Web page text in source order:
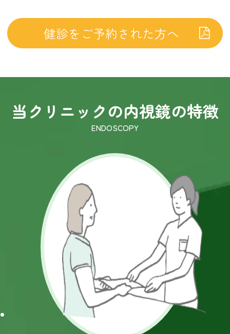
地域の活動 2016.08.26
地域の活動 2016.05.20
胃がんリスクのスコアシートについて
受け忘れていませんか？？健康診断
更新のお知らせ 2016.02.24
患者の皆さまへ
「頼りになる地元のドクター」に掲載
されました！
インフルエンザ予防接種のご案内
2015.11.16
開院いたしました 2015.11.02
ホームページについて 2015.11.02
健診をご予約された方へ
当クリニックの内視鏡の特徴